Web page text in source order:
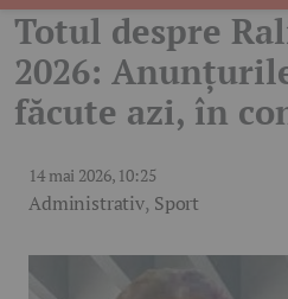
Totul despre
2026:
făcute azi, în
14 mai 2026, 10:25
Administrativ, Sport